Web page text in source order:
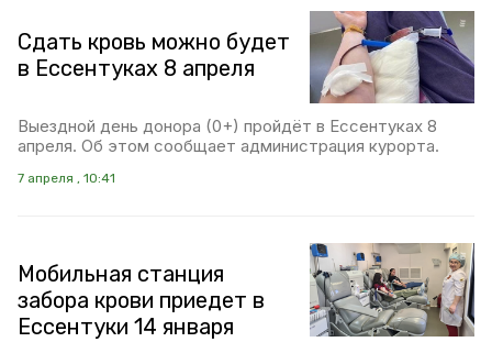
Сдать кровь можно будет
в Ессентуках 8 апреля
Выездной день донора (0+) пройдёт в Ессентуках 8
апреля. Об этом сообщает администрация курорта.
7 апреля , 10:41
Мобильная станция
забора крови приедет в
Ессентуки 14 января